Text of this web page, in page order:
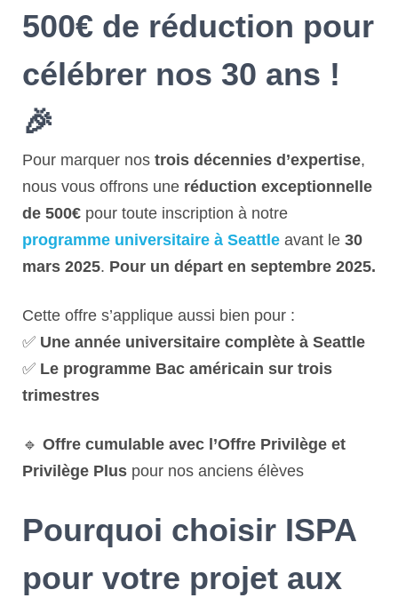
500€ de réduction pour
célébrer nos 30 ans !
🎉
Pour marquer nos trois décennies d’expertise,
nous vous offrons une réduction exceptionnelle
de 500€ pour toute inscription à notre
programme universitaire à Seattle avant le 30
mars 2025. Pour un départ en septembre 2025.
Cette offre s’applique aussi bien pour :
✅ Une année universitaire complète à Seattle
✅ Le programme Bac américain sur trois
trimestres
🔹 Offre cumulable avec l’Offre Privilège et
Privilège Plus pour nos anciens élèves
Pourquoi choisir ISPA
pour votre projet aux